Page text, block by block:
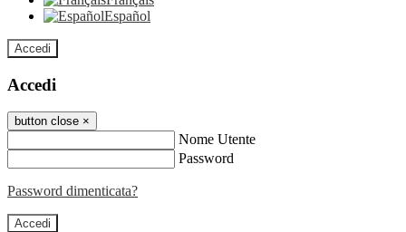
Español
Accedi
Accedi
button close ×
Nome Utente
Password
Password dimenticata?